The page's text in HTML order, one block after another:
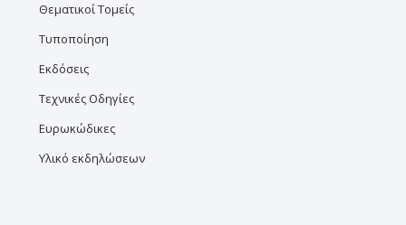
Θεματικοί Τομείς
Τυποποίηση
Εκδόσεις
Τεχνικές Οδηγίες
Ευρωκώδικες
Υλικό εκδηλώσεων